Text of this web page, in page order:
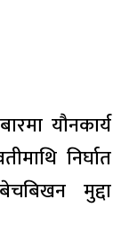
यौनकार्य
निर्घात
मुद्दा